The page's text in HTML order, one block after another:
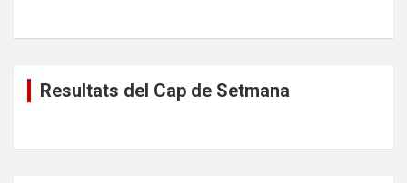
Resultats del Cap de Setmana